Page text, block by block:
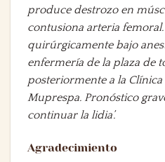
produce destrozo en
contusiona arteria
quirúrgicamente bajo
enfermería de la plaza de
posteriormente a la
Muprespa. Pronóstico
continuar la lidia’.
Agradecimiento